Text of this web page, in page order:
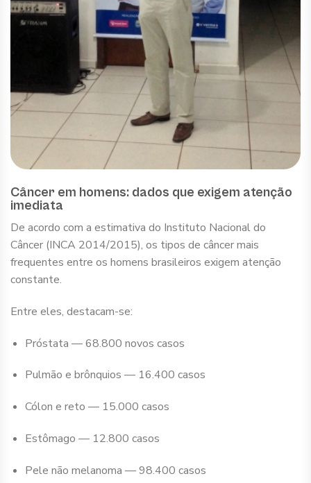
Câncer em homens: dados que exigem atenção
imediata
De acordo com a estimativa do Instituto Nacional do
Câncer (INCA 2014/2015), os tipos de câncer mais
frequentes entre os homens brasileiros exigem atenção
constante.
Entre eles, destacam-se:
Próstata — 68.800 novos casos
Pulmão e brônquios — 16.400 casos
Cólon e reto — 15.000 casos
Estômago — 12.800 casos
Pele não melanoma — 98.400 casos